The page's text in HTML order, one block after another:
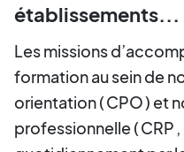
établissements...
Les missions
formation au sein de
orientation (CPO) et
professionnelle (CRP